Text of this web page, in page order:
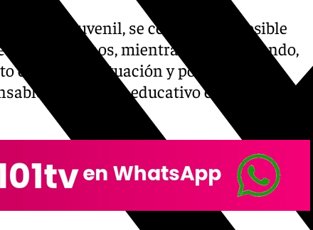
reforma juvenil, se centra en la posible
en los hechos, mientras que el segundo,
evaluar la actuación y posible
del centro educativo en el que